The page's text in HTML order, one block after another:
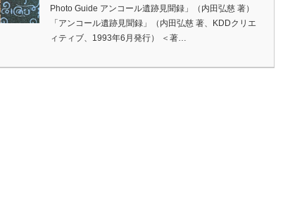
Photo Guide アンコール遺跡見聞録」（内田弘慈 著）
「アンコール遺跡見聞録」（内田弘慈 著、KDDクリエ
ィティブ、1993年6月発行） ＜著…